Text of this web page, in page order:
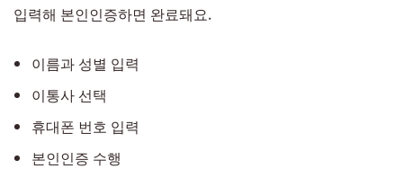
입력해 본인인증하면 완료돼요.
이름과 성별 입력
이통사 선택
휴대폰 번호 입력
본인인증 수행